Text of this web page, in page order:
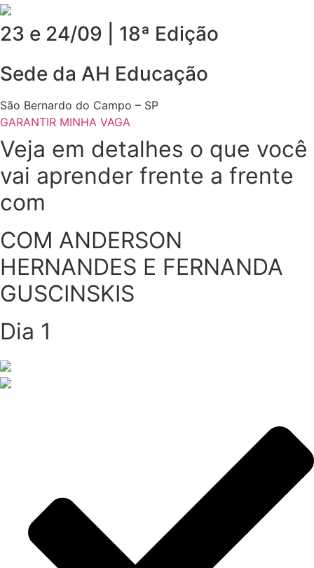
23 e 24/09 | 18ª Edição
Sede da AH Educação
São Bernardo do Campo – SP
GARANTIR MINHA VAGA
Veja em detalhes o que você
vai aprender frente a frente
com
COM ANDERSON
HERNANDES E FERNANDA
GUSCINSKIS
Dia 1